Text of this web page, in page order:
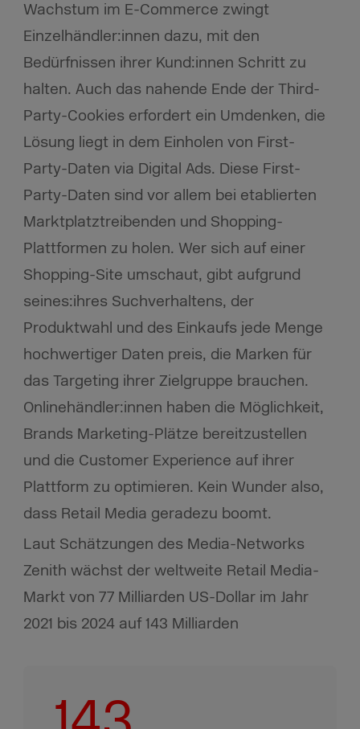
Wachstum im E-Commerce zwingt
Einzelhändler:innen dazu, mit den
Bedürfnissen ihrer Kund:innen Schritt zu
halten. Auch das nahende Ende der Third-
Party-Cookies erfordert ein Umdenken, die
Lösung liegt in dem Einholen von First-
Party-Daten via Digital Ads. Diese First-
Party-Daten sind vor allem bei etablierten
Marktplatztreibenden und Shopping-
Plattformen zu holen. Wer sich auf einer
Shopping-Site umschaut, gibt aufgrund
seines:ihres Suchverhaltens, der
Produktwahl und des Einkaufs jede Menge
hochwertiger Daten preis, die Marken für
das Targeting ihrer Zielgruppe brauchen.
Onlinehändler:innen haben die Möglichkeit,
Brands Marketing-Plätze bereitzustellen
und die Customer Experience auf ihrer
Plattform zu optimieren. Kein Wunder also,
dass Retail Media geradezu boomt.
Laut Schätzungen des Media-Networks
Zenith wächst der weltweite Retail Media-
Markt von 77 Milliarden US-Dollar im Jahr
2021 bis 2024 auf 143 Milliarden